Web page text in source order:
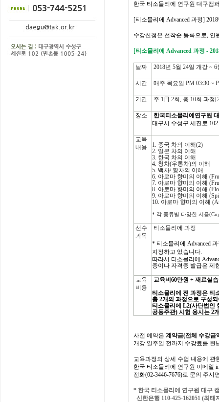
한국 티소믈리에 연구원 대구캠
[티소믈리에 Advanced 과정]
수강신청은 선착순 등록으로, 인
[티소믈리에 Advanced 과정 -
날짜 2018년 5월 24일 개강 ~
시간 매주 목요일 PM 03:30 ~
기간 주 1日 2회, 총 10회 과정
장소
한국티소믈리에연구원
대구시 수성구 세진로
교육
내용
1. 중국 차의 이해(2)
2. 일본 차의 이해
3. 한국 차의 이해
4. 청차(우롱차)의 이해
5. 백차/ 황차의 이해
6. 아로마 향미의 이해
7. 아로마 향미의 이해
8. 아로마 향미의 이해
9. 아로마 향미의 이해
10. 아로마 향미의 이해
* 각 종류별 다양한 시음
선수
과목
티소믈리에 과정
* 티소믈리에 Advanced
지정하고 있습니다.
따라서 티소믈리에
증이나 자격증 발급은 제
교육
비용
교육비 60만원 + 재료실
티소믈리에 전 과정은 티
총 2개의 과정으로 구성
티소믈리에 L2(사단법인
공동주관) 시험 응시는 2
사전 예약은 계약금(전체 수강금
개강 일주일 전까지 수강료를 완
교육과정의 상세 수업 내용에 관
한국 티소믈리에 연구원 이메일
전화(02-3446-7676)로 문의 주시
* 한국 티소믈리에 연구원 대구
신한은행 110-425-162051 (최태